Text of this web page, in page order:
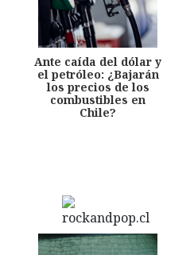
Ante caída del dólar y
el petróleo: ¿Bajarán
los precios de los
combustibles en
Chile?